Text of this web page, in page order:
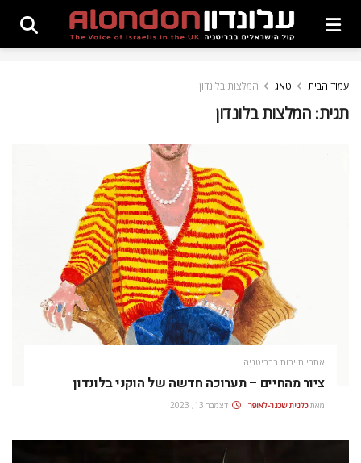
עמוד הבית טאג המלצות בלונדון
תגית: המלצות בלונדון
אתרי תיירות בבריטניה
ציור מהחיים – תערוכה חדשה של הוקני בלונדון
מאת כלנית שכנר-לאופר דצמבר 13, 2023